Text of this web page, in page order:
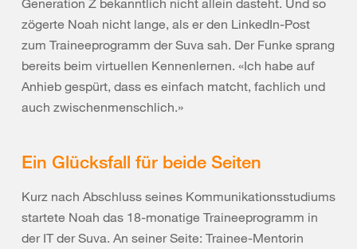
zögerte Noah nicht lange, als er den LinkedIn-Post
zum Traineeprogramm der Suva sah. Der Funke sprang
bereits beim virtuellen Kennenlernen. «Ich habe auf
Anhieb gespürt, dass es einfach matcht, fachlich und
auch zwischenmenschlich.»
Ein Glücksfall für beide Seiten
Kurz nach Abschluss seines Kommunikationsstudiums
startete Noah das 18-monatige Traineeprogramm in
der IT der Suva. An seiner Seite: Trainee-Mentorin